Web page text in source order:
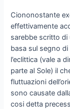
Ciononostante
effettivamente
sarebbe scritto di
basa sul segno di
l’eclittica (vale a
parte al Sole) il
fluttuazioni
sono causate
cosi detta